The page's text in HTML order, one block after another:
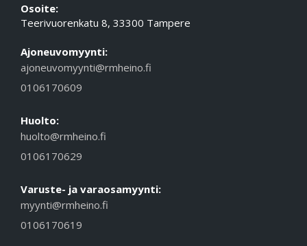
Osoite:
Teerivuorenkatu 8, 33300 Tampere
Ajoneuvomyynti:
ajoneuvomyynti@rmheino.fi
0106170609
Huolto:
huolto@rmheino.fi
0106170629
Varuste- ja varaosamyynti:
myynti@rmheino.fi
0106170619